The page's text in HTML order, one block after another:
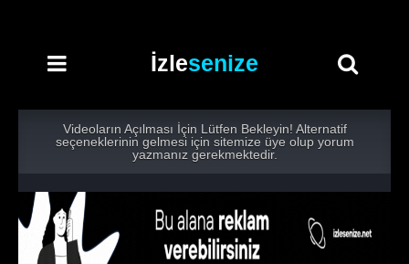
İzlesenize
Videoların Açılması İçin Lütfen Bekleyin! Alternatif
seçeneklerinin gelmesi için sitemize üye olup yorum
yazmanız gerekmektedir.